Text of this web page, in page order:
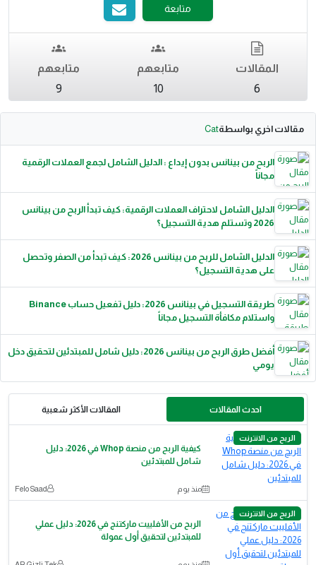
متابعة
المقالات
6
متابعهم
10
متابعهم
9
مقالات اخري بواسطةCat
الربح من بينانس بدون إيداع : الدليل الشامل لجمع العملات الرقمية
مجاناً
الدليل الشامل لاحتراف العملات الرقمية: كيف تبدأ الربح من بينانس
2026 وتستلم هدية التسجيل؟
الدليل الشامل للربح من بينانس 2026: كيف تبدأ من الصفر وتحصل
على هدية التسجيل؟
طريقة التسجيل في بينانس 2026: دليل تفعيل حساب Binance
واستلام مكافأة التسجيل مجاناً
أفضل طرق الربح من بينانس 2026: دليل شامل للمبتدئين لتحقيق دخل
يومي
احدث المقالات المقالات الأكثر شعبية
الربح من الانترنت
كيفية الربح من منصة Whop في 2026: دليل
شامل للمبتدئين
منذ يوم Felo Saad
الربح من الانترنت
الربح من الأفلييت ماركتنج في 2026: دليل عملي
للمبتدئين لتحقيق أول عمولة